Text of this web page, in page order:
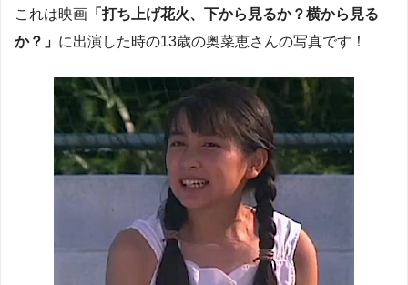
これは映画 「打ち上げ花火、下から見るか？横から見る
か？」 に出演した時の13歳の奥菜恵さんの写真です！